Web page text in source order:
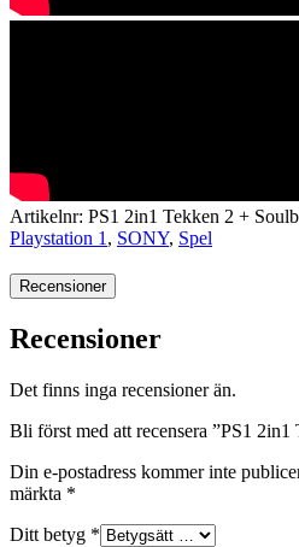
Artikelnr: PS1 2in1 Tekken 2 +
Playstation 1 , SONY, Spel
Recensioner
Recensioner
Det finns inga recensioner än.
Bli först med att recensera ”PS1
Din e-postadress kommer inte
märkta *
Ditt betyg *